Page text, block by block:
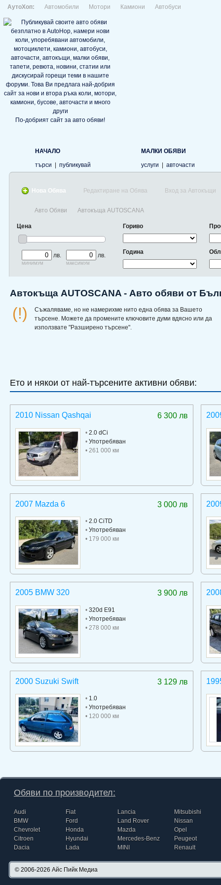
АутоХоп: Автомобили Мотори Камиони Автобуси
По-добрият сайт за авто обяви!
НАЧАЛО
търси
публикувай
МАЛКИ ОБЯВИ
услуги
авточасти
Нова Обява Редактиране на Обява Вход за Автокъщи
Авто Обяви Автокъща AUTOSCANA
Цена
лв.
минимум
лв.
максимум
Гориво
Година
Автокъща AUTOSCANA - Авто обяви от
(!)
Съжаляваме, но не намерихме нито една обява за Вашето
търсене. Можете да промените ключовите думи вдясно или да
използвате "Разширено търсене".
Ето и някои от най-търсените активни обяви:
6 300 лв
2010 Nissan Qashqai
• 2.0 dCi
• Употребяван
• 261 000 км
3 000 лв
2007 Mazda 6
• 2.0 CiTD
• Употребяван
• 179 000 км
3 900 лв
2005 BMW 320
• 320d E91
• Употребяван
• 278 000 км
3 129 лв
2000 Suzuki Swift
• 1.0
• Употребяван
• 120 000 км
Обяви по производител:
Audi
BMW
Chevrolet
Citroen
Dacia
Fiat
Ford
Honda
Hyundai
Lada
Lancia
Land Rover
Mazda
Mercedes-Benz
MINI
Mitsubishi
Nissan
Opel
Peugeot
Renault
© 2006-2026 Айс Пийк Медиа